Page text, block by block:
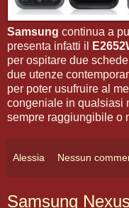
Samsung continua a
presenta infatti il
per ospitare due
due utenze
per poter usufruire al
congeniale in qualsiasi
sempre raggiungibile o
Alessia Nessun
Samsung